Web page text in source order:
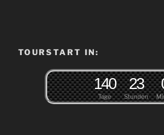
TOURSTART IN:
Tage
140
Stunden
23